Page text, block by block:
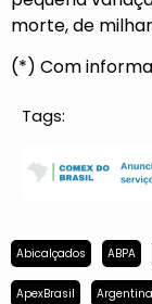
morte, de
(*) Com
Tags:
Abicalçados ABPA
ApexBrasil Argentina